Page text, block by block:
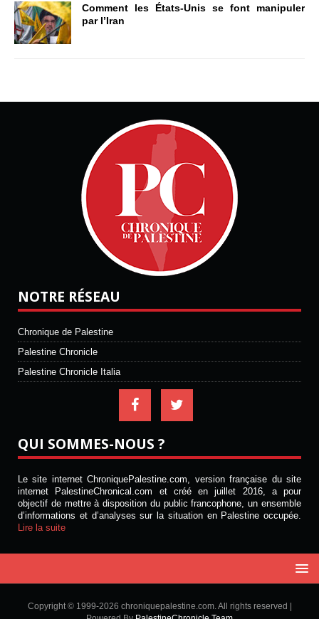
Comment les États-Unis se font manipuler
par l’Iran
NOTRE RÉSEAU
Chronique de Palestine
Palestine Chronicle
Palestine Chronicle Italia
QUI SOMMES-NOUS ?
Le site internet ChroniquePalestine.com, version française du site
internet PalestineChronical.com et créé en juillet 2016, a pour
objectif de mettre à disposition du public francophone, un ensemble
d’informations et d’analyses sur la situation en Palestine occupée.
Lire la suite
Copyright © 1999-2026 chroniquepalestine.com. All rights reserved |